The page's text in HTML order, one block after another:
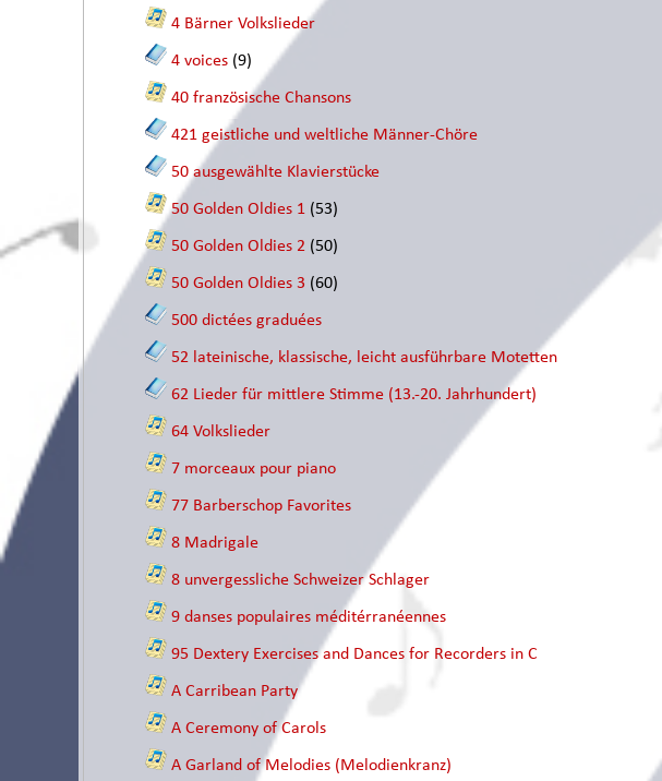
4 Bärner Volkslieder
4 voices (9)
40 französische Chansons
421 geistliche und weltliche Männer-Chöre
50 ausgewählte Klavierstücke
50 Golden Oldies 1 (53)
50 Golden Oldies 2 (50)
50 Golden Oldies 3 (60)
500 dictées graduées
52 lateinische, klassische, leicht ausführbare Motetten
62 Lieder für mittlere Stimme (13.-20. Jahrhundert)
64 Volkslieder
7 morceaux pour piano
77 Barberschop Favorites
8 Madrigale
8 unvergessliche Schweizer Schlager
9 danses populaires méditérranéennes
95 Dextery Exercises and Dances for Recorders in C
A Carribean Party
A Ceremony of Carols
A Garland of Melodies (Melodienkranz)